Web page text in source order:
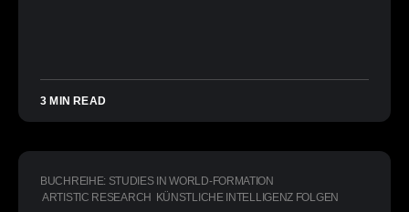
3 MIN READ
BUCHREIHE: STUDIES IN WORLD-FORMATION
ARTISTIC RESEARCH
KÜNSTLICHE INTELLIGENZ FOLGEN